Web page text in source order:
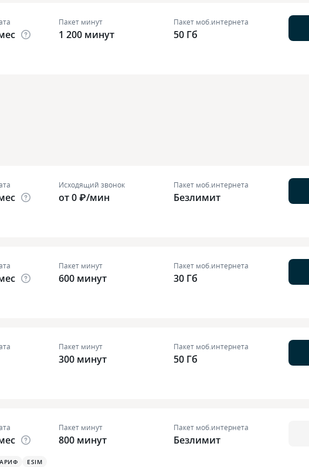
Пакет минут
1 200 минут
Пакет моб.интернета
50 Гб
Исходящий звонок
от 0 ₽/мин
Пакет моб.интернета
Безлимит
Пакет минут
600 минут
Пакет моб.интернета
30 Гб
Пакет минут
300 минут
Пакет моб.интернета
50 Гб
Пакет минут
800 минут
Пакет моб.интернета
Безлимит
ESIM